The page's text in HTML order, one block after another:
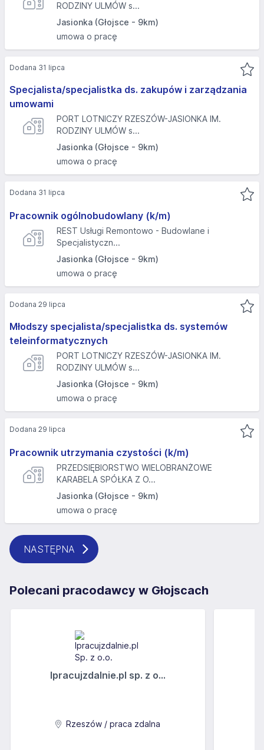
RODZINY ULMÓW s...
Jasionka (Głojsce - 9km)
umowa o pracę
Specjalista/specjalistka ds. zakupów i zarządzania
umowami
PORT LOTNICZY RZESZÓW-JASIONKA IM.
RODZINY ULMÓW s...
Jasionka (Głojsce - 9km)
umowa o pracę
Dodana 31 lipca
Pracownik ogólnobudowlany (k/m)
REST Usługi Remontowo - Budowlane i
Specjalistyczn...
Jasionka (Głojsce - 9km)
umowa o pracę
Dodana 31 lipca
Młodszy specjalista/specjalistka ds. systemów
teleinformatycznych
PORT LOTNICZY RZESZÓW-JASIONKA IM.
RODZINY ULMÓW s...
Jasionka (Głojsce - 9km)
umowa o pracę
Dodana 29 lipca
Pracownik utrzymania czystości (k/m)
PRZEDSIĘBIORSTWO WIELOBRANŻOWE
KARABELA SPÓŁKA Z O...
Jasionka (Głojsce - 9km)
umowa o pracę
Dodana 29 lipca
NASTĘPNA
Polecani pracodawcy w Głojscach
Ipracujzdalnie.pl sp. z o...
Rzeszów / praca zdalna